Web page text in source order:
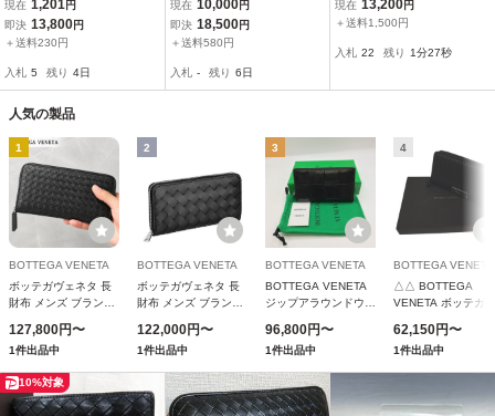
レチャート ラウンドファ
スナー 長財布 ブラック
現在 1,201円
即決 13,800円
＋送料230円
入札 5 残り 4日
ントレチャート ラウンド
ファスナー 長財布
現在 10,000円
即決 18,500円
＋送料580円
入札 - 残り 6日
ントレチャート◆カーフ
ァスナー長財布◆ブラッ
現在 13,200円
＋送料1,500円
入札 22 残り 1分26秒
人気の製品
1
BOTTEGA VENETA
ボッテガヴェネタ 長
財布 メンズ ブランド
796967-V69G2 8803
ブラック/シルバー
127,800円〜
1件出品中
2
BOTTEGA VENETA
ボッテガヴェネタ 長
財布 メンズ ブランド
749427-V3US1 8803
ブラック/シルバー
122,000円〜
1件出品中
3
BOTTEGA VENETA
BOTTEGA VENETA
ジップアラウンドウォ
VCQ72 8803 （ブラ
ック）
96,800円〜
1件出品中
4
BOTTEGA VENETA
△△ BOTTEGA
VENETA ボッテガヴ
ドファスナー イント
レチャート 275064
V001N 1000 ブラッ
62,150円〜
1件出品中
10%対象